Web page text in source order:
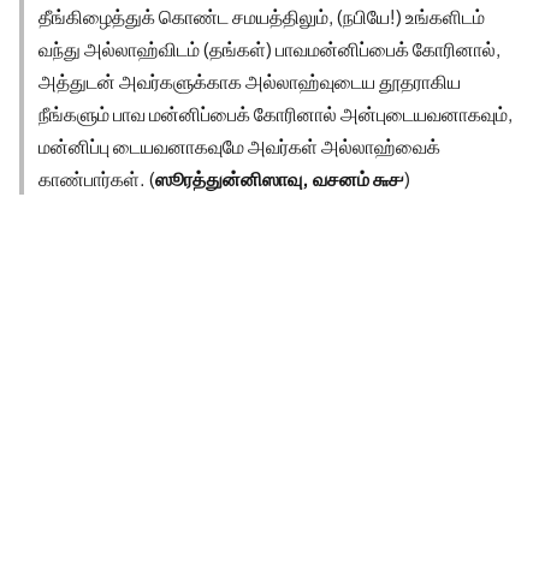
தீங்கிழைத்துக் கொண்ட சமயத்திலும், (நபியே!) உங்களிடம்
வந்து அல்லாஹ்விடம் (தங்கள்) பாவமன்னிப்பைக் கோரினால்,
அத்துடன் அவர்களுக்காக அல்லாஹ்வுடைய தூதராகிய
நீங்களும் பாவ மன்னிப்பைக் கோரினால் அன்புடையவனாகவும்,
மன்னிப்பு டையவனாகவுமே அவர்கள் அல்லாஹ்வைக்
காண்பார்கள். (ஸூரத்துன்னிஸாவு, வசனம் ௬௪)